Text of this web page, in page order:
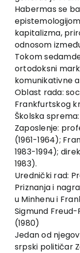
Habermas se
kapitalizma,
odnosom
Tokom
ortodoksni
komunikativne
Oblast rada:
Frankfurtskog
Školska
Zaposlenje:
(1961-1964);
1983-1994);
1983).
Urednički rad:
Priznanja i
u Minhenu i
Sigmund
(1980)
Jedan od
srpski političar